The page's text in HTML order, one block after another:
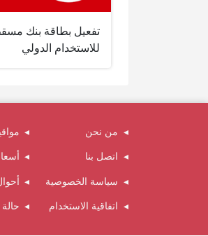
تفعيل بطاقة بنك
للاستخدام الدولي
من نحن
اتصل بنا
سياسة الخصوصية
اتفاقية الاستخدام حالة